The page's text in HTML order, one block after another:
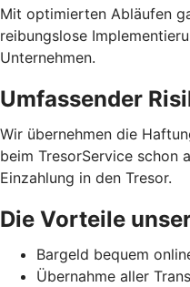
Mit optimierten Abläufen
reibungslose
Unternehmen.
Umfassender
Wir übernehmen die
beim TresorService schon
Einzahlung in den Tresor.
Die Vorteile
Bargeld bequem
Übernahme aller